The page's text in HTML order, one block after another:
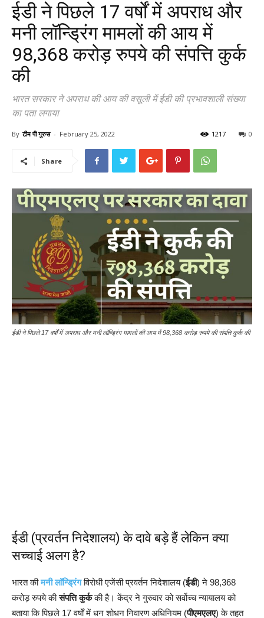
ईडी ने पिछले 17 वर्षों में अपराध और
मनी लॉन्ड्रिंग मामलों की आय में
98,368 करोड़ रुपये की संपत्ति कुर्क
की
भारत सरकार ने अपराध की आय की वसूली में ईडी की प्रभावशाली संख्या
का पता लगाया
By टीम पी गुरुस - February 25, 2022 0
1217
Share
ईडी ने पिछले 17 वर्षों में अपराध और मनी लॉन्ड्रिंग मामलों की आय में 98,368 करोड़ रुपये की संपत्ति कुर्क की
ईडी (प्रवर्तन निदेशालय) के दावे बड़े हैं लेकिन क्या
सच्चाई अलग है?
भारत कीमनी लॉन्ड्रिंगविरोधी एजेंसी प्रवर्तन निदेशालय (ईडी) ने 98,368
करोड़ रुपये कीसंपत्ति कुर्ककी है। केंद्र ने गुरुवार को सर्वोच्च न्यायालय को
बताया कि पिछले 17 वर्षों में धन शोधन निवारण अधिनियम (पीएमएलए) के तहत